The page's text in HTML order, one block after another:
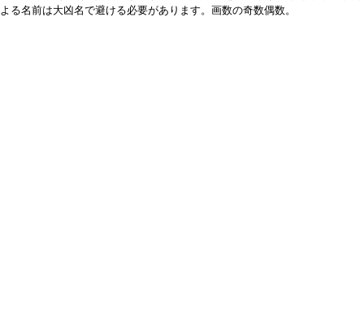
よる名前は大凶名で避ける必要があります。画数の奇数偶数。